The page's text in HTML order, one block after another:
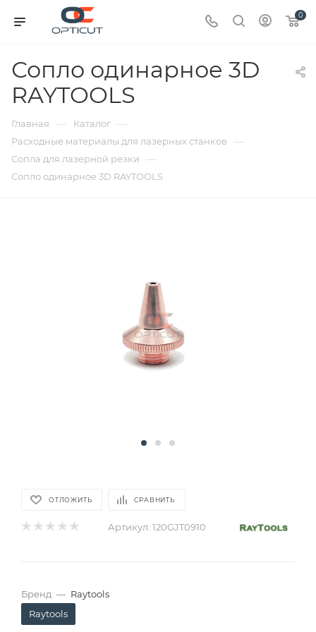
0
Сопло одинарное 3D
RAYTOOLS
Главная — Каталог —
Расходные материалы для лазерных станков —
Сопла для лазерной резки —
Сопло одинарное 3D RAYTOOLS
ОТЛОЖИТЬ СРАВНИТЬ
Артикул: 120GJT0910
Бренд — Raytools
Raytools